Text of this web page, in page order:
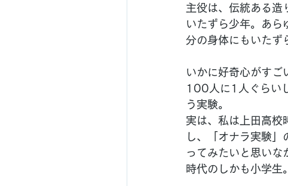
主役は、伝統ある造
いたずら少年。あら
分の身体にもいたず
いかに好奇心がすご
100人に1人ぐらい
う実験。
実は、私は上田高校
し、「オナラ実験
ってみたいと思い
時代のしかも小学生。